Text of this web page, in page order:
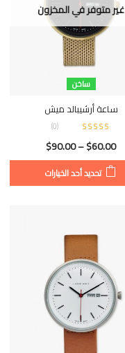
ساخن
غير متوفر في المخزون
ساعة أرشيبالد ميش
(
0
)
$60.00
–
$90.00
تحديد أحد الخيارات